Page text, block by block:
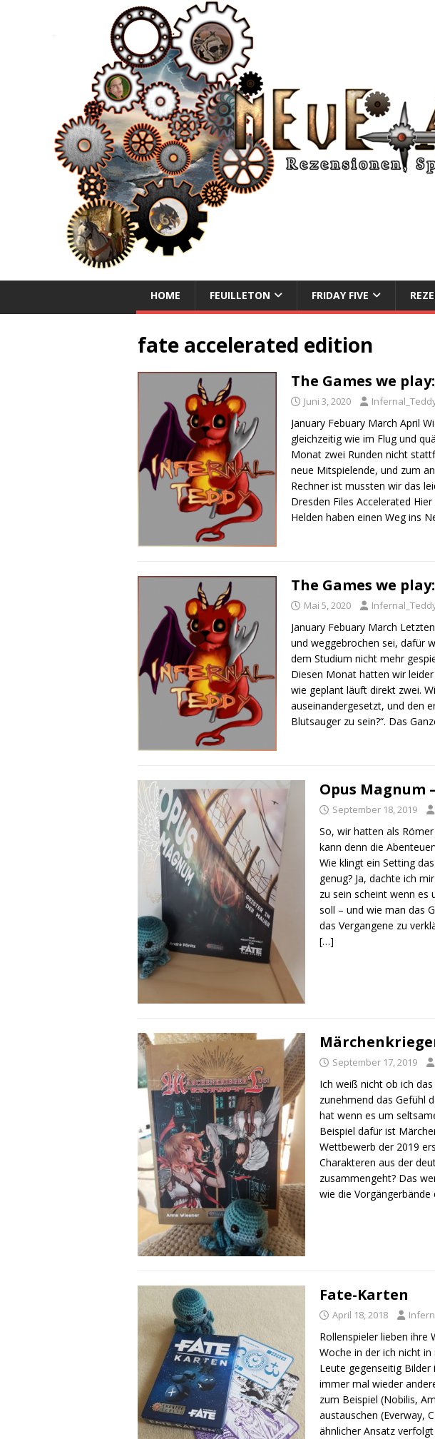
NEUE ABENTEUER
HOME FEUILLETON FRIDAY FIVE
fate accelerated edition
The Games we
Juni 3, 2020
January Febuary March April
gleichzeitig wie im Flug und
Monat zwei Runden nicht
neue Mitspielende, und zum
Rechner ist mussten wir das
Dresden Files Accelerated
Helden haben einen Weg ins
The Games we
Mai 5, 2020
January Febuary March
und weggebrochen sei, dafür
dem Studium nicht mehr
Diesen Monat hatten wir
wie geplant läuft direkt zwei.
auseinandergesetzt, und den
Blutsauger zu sein?“. Das
Opus Magnum
September 18, 2019
So, wir hatten als
kann denn die
Wie klingt ein Setting
genug? Ja, dachte ich
zu sein scheint wenn es
soll – und wie man das
das Vergangene zu
[…]
September 17, 2019
Ich weiß nicht ob ich
zunehmend das Gefühl
hat wenn es um
Beispiel dafür ist
Wettbewerb der 2019
Charakteren aus der
zusammengeht? Das
wie die
Fate-Karten
April 18, 2018
Rollenspieler lieben ihre
Woche in der ich nicht
Leute gegenseitig
immer mal wieder
zum Beispiel (Nobilis,
austauschen (Everway,
ähnlicher Ansatz